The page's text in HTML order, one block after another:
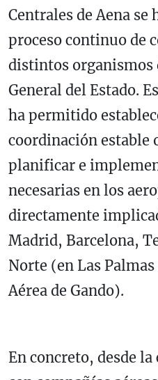
Centrales de Aena se
proceso continuo de
distintos
General del Estado.
ha permitido
coordinación estable
planificar e
necesarias en los
directamente
Madrid, Barcelona,
Norte (en Las Palmas
Aérea de Gando).
En concreto, desde